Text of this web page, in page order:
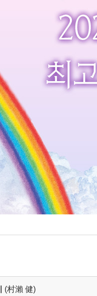
(村瀨 健)